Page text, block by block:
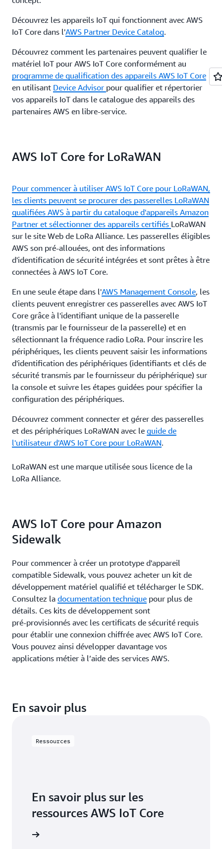
Découvrez les appareils IoT qui fonctionnent avec AWS
IoT Core dans l'AWS Partner Device Catalog.
Découvrez comment les partenaires peuvent qualifier le
matériel IoT pour AWS IoT Core conformément au
programme de qualification des appareils AWS IoT Core
en utilisant Device Advisor pour qualifier et répertorier
vos appareils IoT dans le catalogue des appareils des
partenaires AWS en libre-service.
AWS IoT Core for LoRaWAN
Pour commencer à utiliser AWS IoT Core pour LoRaWAN,
les clients peuvent se procurer des passerelles LoRaWAN
qualifiées AWS à partir du catalogue d'appareils Amazon
Partner et sélectionner des appareils certifiés LoRaWAN
sur le site Web de LoRa Alliance. Les passerelles éligibles
AWS son pré-allouées, ont des informations
d'identification de sécurité intégrées et sont prêtes à être
connectées à AWS IoT Core.
En une seule étape dans l'AWS Management Console, les
clients peuvent enregistrer ces passerelles avec AWS IoT
Core grâce à l'identifiant unique de la passerelle
(transmis par le fournisseur de la passerelle) et en
sélectionnant la fréquence radio LoRa. Pour inscrire les
périphériques, les clients peuvent saisir les informations
d'identification des périphériques (identifiants et clés de
sécurité transmis par le fournisseur du périphérique) sur
la console et suivre les étapes guidées pour spécifier la
configuration des périphériques.
Découvrez comment connecter et gérer des passerelles
et des périphériques LoRaWAN avec le guide de
l'utilisateur d'AWS IoT Core pour LoRaWAN.
LoRaWAN est une marque utilisée sous licence de la
LoRa Alliance.
AWS IoT Core pour Amazon
Sidewalk
Pour commencer à créer un prototype d'appareil
compatible Sidewalk, vous pouvez acheter un kit de
développement matériel qualifié et télécharger le SDK.
Consultez la documentation technique pour plus de
détails. Ces kits de développement sont
pré‑provisionnés avec les certificats de sécurité requis
pour établir une connexion chiffrée avec AWS IoT Core.
Vous pouvez ainsi développer davantage vos
applications métier à l’aide des services AWS.
En savoir plus
Ressources
En savoir plus sur les
ressources AWS IoT Core